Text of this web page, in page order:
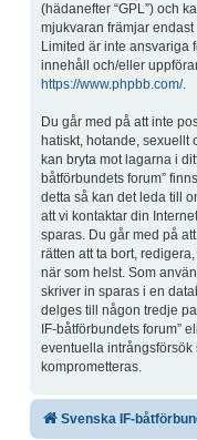
(hädanefter “GPL”) och
mjukvaran främjar
Limited är inte ansvariga
innehåll och/eller
https://www.phpbb.com/.
Du går med på att inte
hatiskt, hotande, sexuellt
kan bryta mot lagarna i
båtförbundets forum”
detta så kan det leda till
att vi kontaktar din
sparas. Du går med på
rätten att ta bort,
när som helst. Som
skriver in sparas i en
delges till någon tredje
IF-båtförbundets forum”
eventuella intrångsförsök
komprometteras.
Svenska IF-